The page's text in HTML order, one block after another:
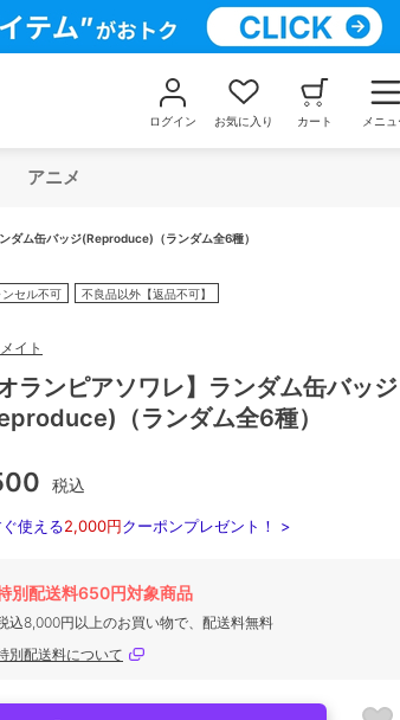
ログイン お気に入り カート メニュ
アニメ
ダム缶バッジ(Reproduce)（ランダム全6種）
ンセル不可 不良品以外【返品不可】
イト
オランピアソワレ】ランダム缶バッジ
（ランダム全6種）
税込
使える2,000円クーポンプレゼント！ >
別配送料650円対象商品
込8,000円以上のお買い物で、配送料無料
別配送料について